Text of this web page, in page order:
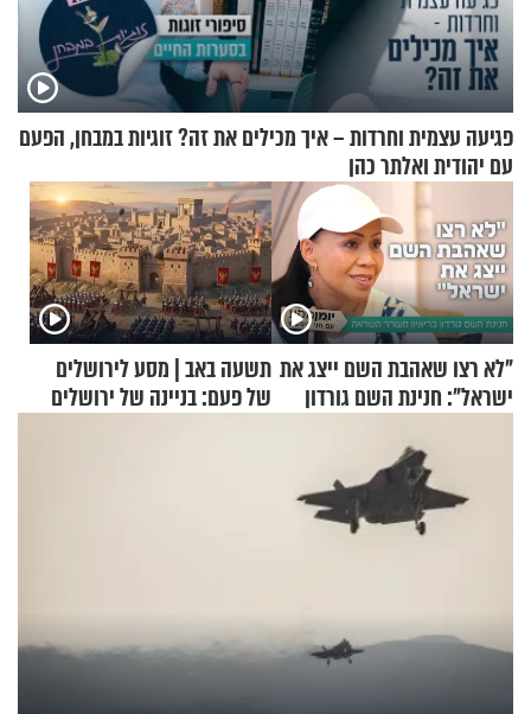
פגיעה עצמית וחרדות – איך מכילים את זה? זוגיות במבחן, הפעם
עם יהודית ואלתר כהן
"לא רצו שאהבת השם ייצג את
ישראל": חנינת השם גורדון
תשעה באב | מסע לירושלים
של פעם: בניינה של ירושלים